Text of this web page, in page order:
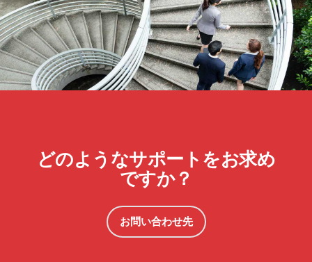
どのようなサポートをお求め
ですか？
お問い合わせ先